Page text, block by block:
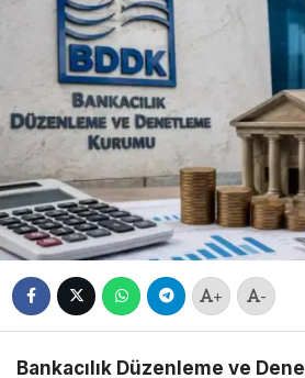
+ -
Bankacılık Düzenleme ve